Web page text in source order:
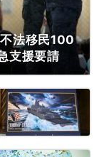
法移民100
支援要請